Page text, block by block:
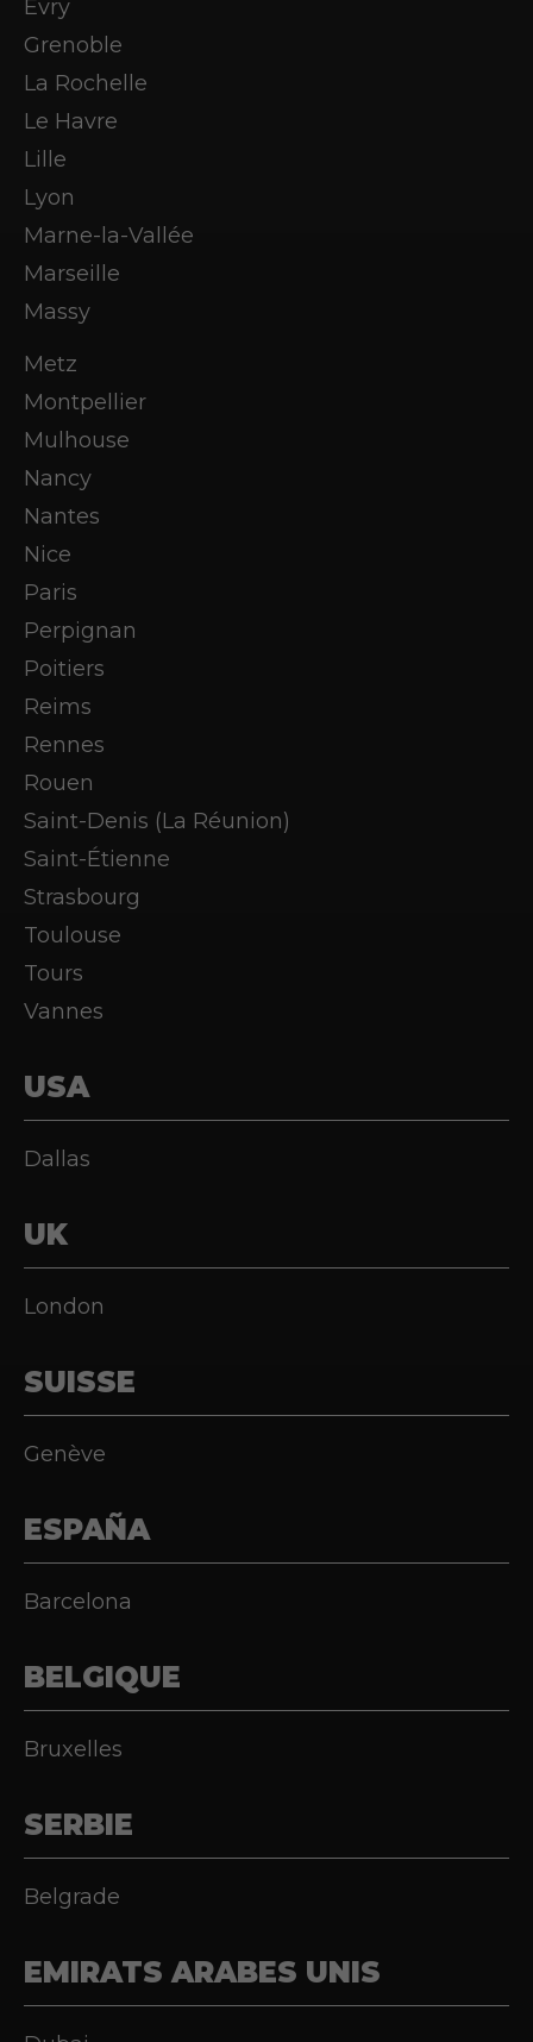
Evry
Grenoble
La Rochelle
Le Havre
Lille
Lyon
Marne-la-Vallée
Marseille
Massy
Metz
Montpellier
Mulhouse
Nancy
Nantes
Nice
Paris
Perpignan
Poitiers
Reims
Rennes
Rouen
Saint-Denis (La Réunion)
Saint-Étienne
Strasbourg
Toulouse
Tours
Vannes
USA
Dallas
UK
London
SUISSE
Genève
ESPAÑA
Barcelona
BELGIQUE
Bruxelles
SERBIE
Belgrade
EMIRATS ARABES UNIS